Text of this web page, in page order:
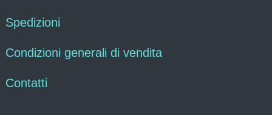
Spedizioni
Condizioni generali di vendita
Contatti